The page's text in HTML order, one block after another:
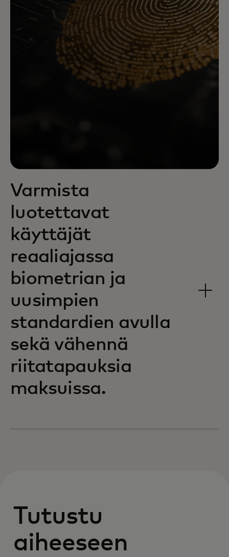
Varmista
luotettavat
käyttäjät
reaaliajassa
biometrian ja
uusimpien
standardien avulla
sekä vähennä
riitatapauksia
maksuissa.
Tutustu
aiheeseen